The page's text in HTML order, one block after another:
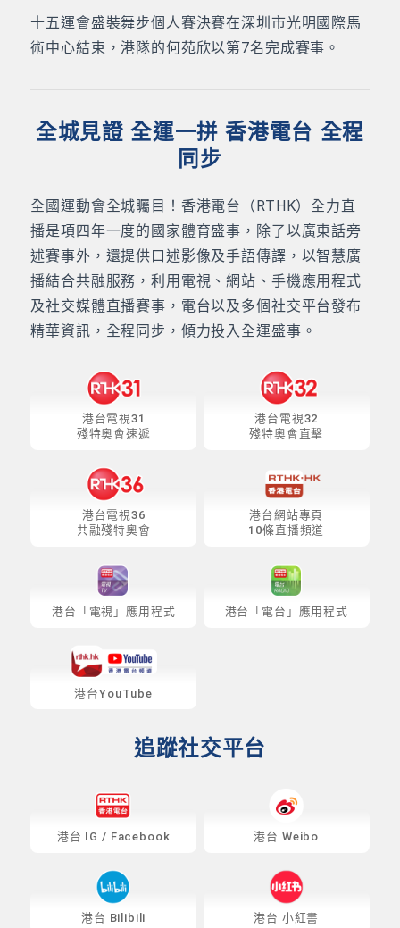
十五運會盛裝舞步個人賽決賽在深圳市光明國際馬
術中心結束，港隊的何苑欣以第7名完成賽事。
全城見證 全運一拼 香港電台 全程
同步
全國運動會全城矚目！香港電台（RTHK）全力直
播是項四年一度的國家體育盛事，除了以廣東話旁
述賽事外，還提供口述影像及手語傳譯，以智慧廣
播結合共融服務，利用電視、網站、手機應用程式
及社交媒體直播賽事，電台以及多個社交平台發布
精華資訊，全程同步，傾力投入全運盛事。
港台電視31
殘特奧會速遞
港台電視32
殘特奧會直擊
港台電視36
共融殘特奧會
港台網站專頁
10條直播頻道
港台「電視」應用程式 港台「電台」應用程式
港台YouTube
追蹤社交平台
港台 IG / Facebook 港台 Weibo
港台 Bilibili 港台 小紅書